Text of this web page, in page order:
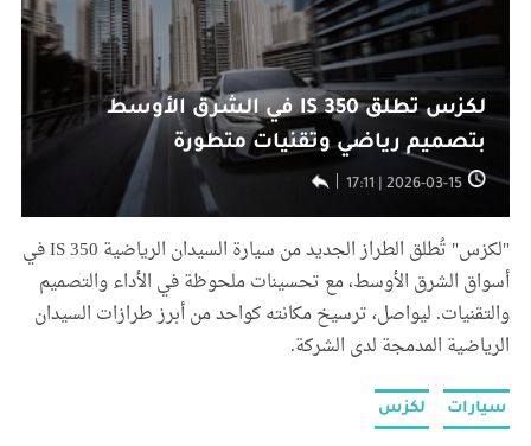
لكزس تطلق IS 350 في الشرق الأوسط
بتصميم رياضي وتقنيات متطورة
2026-03-15 | 17:11
"لكزس" تُطلق الطراز الجديد من سيارة السيدان الرياضية IS 350 في
أسواق الشرق الأوسط، مع تحسينات ملحوظة في الأداء والتصميم
والتقنيات. ليواصل، ترسيخ مكانته كواحد من أبرز طرازات السيدان
الرياضية المدمجة لدى الشركة.
سيارات لكزس